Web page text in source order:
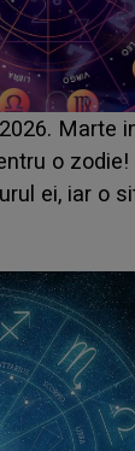
8-9
bani. O